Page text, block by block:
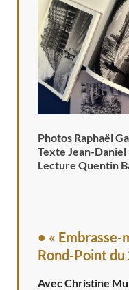
Photos Raphaël
Texte Jean-Daniel
Lecture Quentin
• « Embrasse-
Rond-Point du
Avec Christine